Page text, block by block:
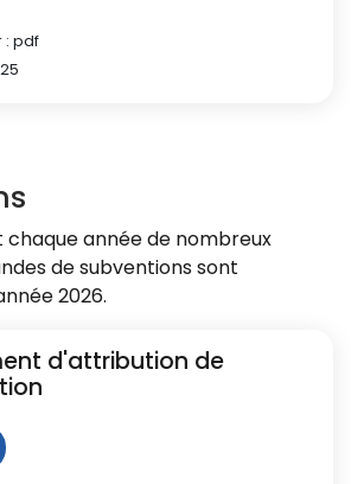
: pdf
chaque année de nombreux
de subventions sont
2026.
d'attribution de